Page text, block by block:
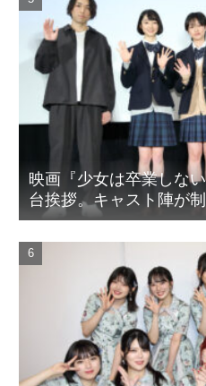
映画『少女は卒業しな
台挨拶。キャスト陣が